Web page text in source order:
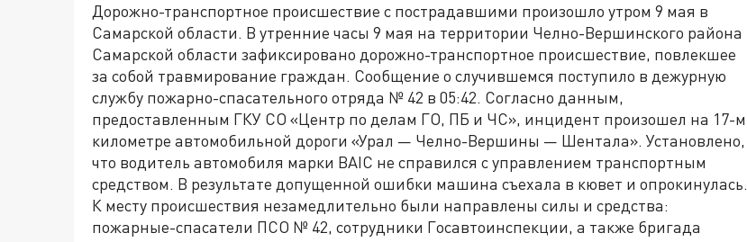
Дорожно-транспортное происшествие с пострадавшими произошло утром 9 мая в
Самарской области. В утренние часы 9 мая на территории Челно-Вершинского района
Самарской области зафиксировано дорожно-транспортное происшествие, повлекшее
за собой травмирование граждан. Сообщение о случившемся поступило в дежурную
службу пожарно-спасательного отряда № 42 в 05:42. Согласно данным,
предоставленным ГКУ СО «Центр по делам ГО, ПБ и ЧС», инцидент произошел на 17-м
километре автомобильной дороги «Урал — Челно-Вершины — Шентала». Установлено,
что водитель автомобиля марки BAIC не справился с управлением транспортным
средством. В результате допущенной ошибки машина съехала в кювет и опрокинулась.
К месту происшествия незамедлительно были направлены силы и средства:
пожарные-спасатели ПСО № 42, сотрудники Госавтоинспекции, а также бригада